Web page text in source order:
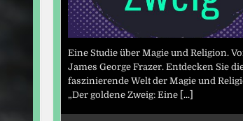
Eine Studie über Magie und Religion.
James George Frazer. Entdecken Sie
faszinierende Welt der Magie und
„Der goldene Zweig: Eine [...]